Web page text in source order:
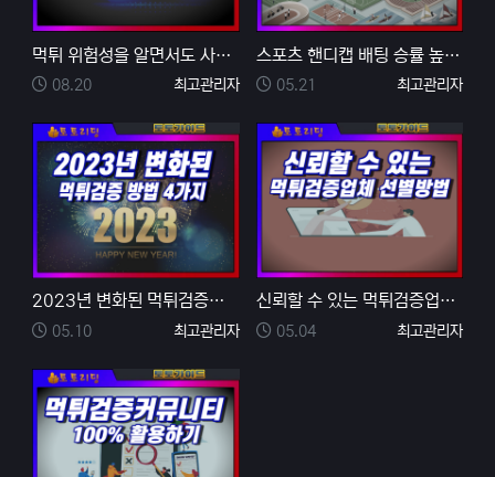
먹튀 위험성을 알면서도 사설 토토를 이용하는 이유를 알…
등록자
최고관리자
등록일
08.20
스포츠 핸디캡 배팅 승률 높이는 방법
등록자
최고관리자
등록일
05.21
2023년 변화된 먹튀검증을 통해 안전놀이터 찾는 방법
등록자
최고관리자
등록일
05.10
신뢰할 수 있는 먹튀검증업체 선별방법
등록자
최고관리자
등록일
05.04